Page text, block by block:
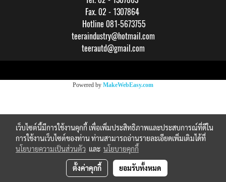
Fax. 02 - 1307864
Hotline 081-5673755
teeraindustry@hotmail.com
teerautd@gmail.com
Powered by MakeWebEasy.com
เว็บไซต์นี้มีการใช้งานคุกกี้ เพื่อเพิ่มประสิทธิภาพและประสบการณ์ที่ดีใน
การใช้งานเว็บไซต์ของท่าน ท่านสามารถอ่านรายละเอียดเพิ่มเติมได้ที่
นโยบายความเป็นส่วนตัว และ นโยบายคุกกี้
ตั้งค่าคุกกี้ ยอมรับทั้งหมด